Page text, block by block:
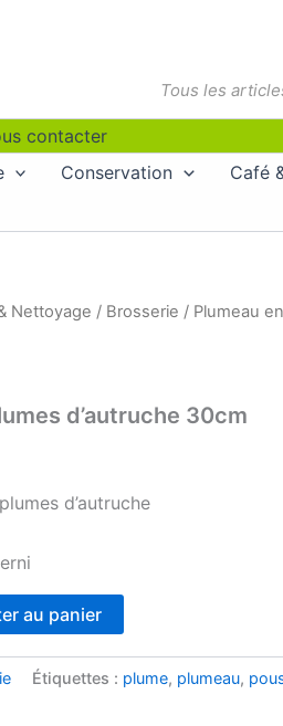
Tous les
contacter
Conservation
Café
Nettoyage / Brosserie / Plumeau
d’autruche 30cm
d’autruche
au panier
Étiquettes : plume, plumeau,